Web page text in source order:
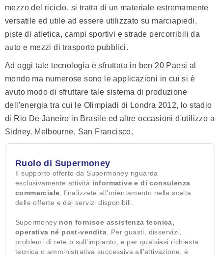
mezzo del riciclo, si tratta di un materiale estremamente
versatile ed utile ad essere utilizzato su marciapiedi,
piste di atletica, campi sportivi e strade percorribili da
auto e mezzi di trasporto pubblici.
Ad oggi tale tecnologia è sfruttata in ben 20 Paesi al
mondo ma numerose sono le applicazioni in cui si è
avuto modo di sfruttare tale sistema di produzione
dell'energia tra cui le Olimpiadi di Londra 2012, lo stadio
di Rio De Janeiro in Brasile ed altre occasioni d'utilizzo a
Sidney, Melbourne, San Francisco.
Ruolo di Supermoney
Il supporto offerto da Supermoney riguarda
esclusivamente attività informative e di consulenza
commerciale , finalizzate all’orientamento nella scelta
delle offerte e dei servizi disponibili.
Supermoney non fornisce assistenza tecnica,
operativa né post-vendita . Per guasti, disservizi,
problemi di rete o sull’impianto, e per qualsiasi richiesta
tecnica o amministrativa successiva all’attivazione, è